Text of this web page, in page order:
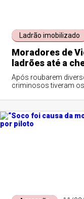
Ladrão imobilizado
Moradores de
ladrões até a
Após roubarem
criminosos tiveram